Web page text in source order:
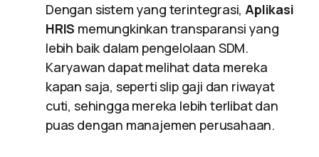
Dengan sistem yang terintegrasi,Aplikasi
HRIS memungkinkan transparansi yang
lebih baik dalam pengelolaan SDM.
Karyawan dapat melihat data mereka
kapan saja, seperti slip gaji dan riwayat
cuti, sehingga mereka lebih terlibat dan
puas dengan manajemen perusahaan.